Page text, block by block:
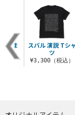
てま
ツ
込）
スバル 演説 Tシ
ツ
¥3,300（税込）